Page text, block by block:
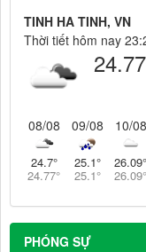
TINH HA TINH, VN
Thời tiết hôm nay
24.77
08/08
24.7°
24.77°
09/08
25.1°
25.1°
10/08
26.09°
26.09°
PHÓNG SỰ